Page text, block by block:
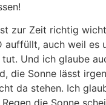
zur Zeit richtig
auffüllt, auch weil es
Und ich glaube
die Sonne lässt
da stehen. Ich